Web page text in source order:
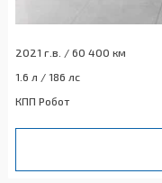
2021 г.в. / 60 400 км
1.6 л / 186 лс
КПП Робот